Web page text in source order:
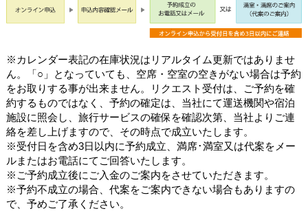
※カレンダー表記の在庫状況はリアルタイム更新ではありませ
ん。「○」となっていても、空席・空室の空きがない場合は予約
をお取りする事が出来ません。リクエスト受付は、ご予約を確
約するものではなく、予約の確定は、当社にて運送機関や宿泊
施設に照会し、旅行サービスの確保を確認次第、当社よりご連
絡を差し上げますので、その時点で成立いたします。
※受付日を含め3日以内に予約成立、満席･満室又は代案をメー
ルまたはお電話にてご回答いたします。
※ご予約成立後にご入金のご案内をさせていただきます。
※予約不成立の場合、代案をご案内できない場合もありますの
で、予めご了承ください。